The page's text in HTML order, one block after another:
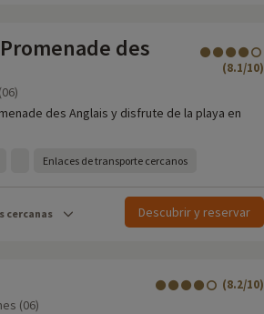
des
(8.1/10)
des Anglais y disfrute de la playa en
Enlaces de transporte cercanos
cercanas Descubrir y reservar
(8.2/10)
(06)